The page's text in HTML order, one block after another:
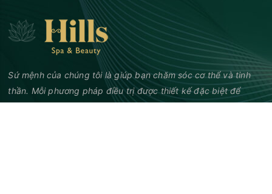
Sứ mệnh của chúng tôi là giúp bạn chăm sóc cơ thể và tinh
thần. Mỗi phương pháp điều trị được thiết kế đặc biệt để